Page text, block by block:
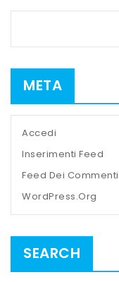
META
Accedi
Inserimenti Feed
Feed Dei Commenti
WordPress.org
SEARCH